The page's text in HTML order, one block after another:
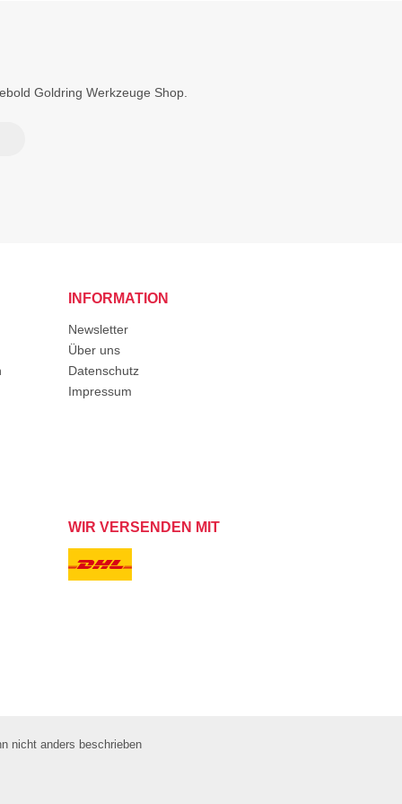
Goldring Werkzeuge Shop.
INFORMATION
Newsletter
Über uns
Datenschutz
Impressum
WIR VERSENDEN MIT
nicht anders beschrieben